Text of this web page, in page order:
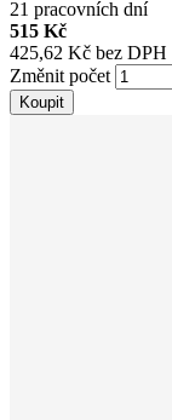
21 pracovních dní
515 Kč
425,62 Kč bez DPH
Změnit počet
Koupit